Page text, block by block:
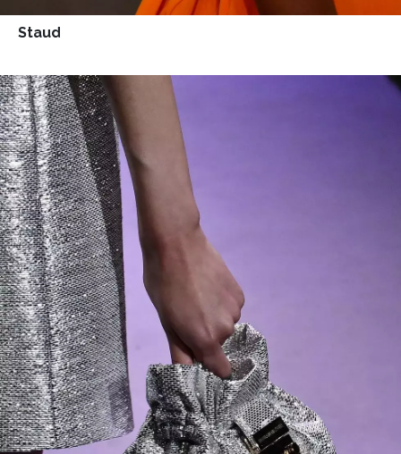
INFORMACE
REDAKCE
Staud